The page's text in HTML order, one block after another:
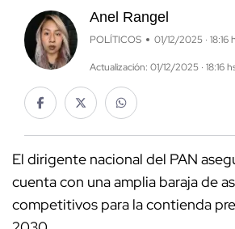
Anel Rangel
POLÍTICOS 01/12/2025 · 18:16
Actualización: 01/12/2025 · 18:16
El dirigente nacional del PAN
cuenta con una amplia baraja de
competitivos para la contienda